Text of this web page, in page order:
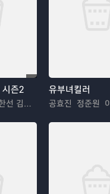
시즌2
이동욱 김혜준 조한선 김해나
유부녀킬러
공효진 정준원